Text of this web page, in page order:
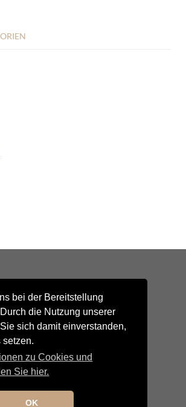
bei der Bereitstellung
die Nutzung unserer
sich damit einverstanden,
setzen.
zu Cookies und
Sie hier.
OK